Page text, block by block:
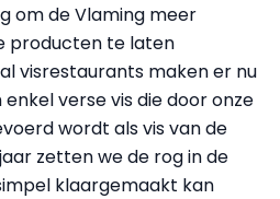
om de Vlaming meer
producten te laten
visrestaurants maken er nu
verse vis die door onze
wordt als vis van de
zetten we de rog in de
klaargemaakt kan